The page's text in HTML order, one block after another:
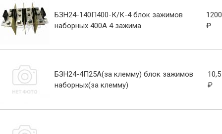
БЗН24-140П400-К/К-4 блок зажимов
наборных 400А 4 зажима
1200
₽
БЗН24-4П25А(за клемму) блок зажимов
наборных(за клемму)
10,5
₽